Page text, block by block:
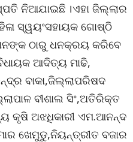
ନିଆଯାଇଛି ।ଏହା ଜିଲ୍ଲାର
ସ୍ୱୟଂସହାୟକ ଗୋଷ୍ଠି
ଠାରୁ ଧନକ୍ରୟ କରିବେ
ଆଦିତ୍ୟ ମାଢି,
ବାକା,ଜିଲ୍ଲାପରିଷଦ
ବୀଶାଲ ସିଂ,ଅତିରିକ୍ତ
କୃଷି ଅଝଧିକାରୀ ଏମ.ଆନନ୍ଦ
ଖେମୁଡୁ,ନିୟନ୍ତ୍ରୀତ ବଜାର